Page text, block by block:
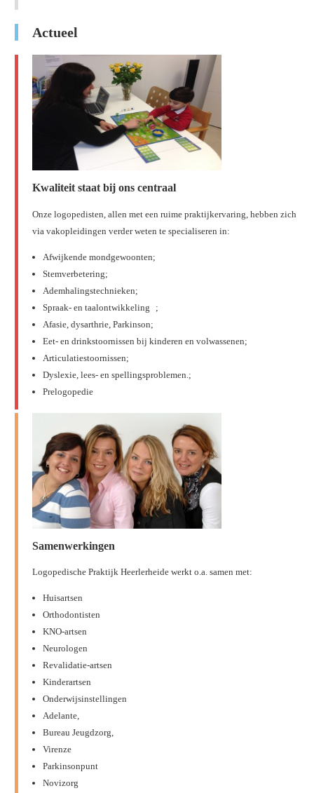
Actueel
Kwaliteit staat bij ons centraal
Onze logopedisten, allen met een ruime praktijkervaring, hebben zich
via vakopleidingen verder weten te specialiseren in:
Afwijkende mondgewoonten;
Stemverbetering;
Ademhalingstechnieken;
Spraak- en taalontwikkeling ;
Afasie, dysarthrie, Parkinson;
Eet- en drinkstoornissen bij kinderen en volwassenen;
Articulatiestoornissen;
Dyslexie, lees- en spellingsproblemen.;
Prelogopedie
Samenwerkingen
Logopedische Praktijk Heerlerheide werkt o.a. samen met:
Huisartsen
Orthodontisten
KNO-artsen
Neurologen
Revalidatie-artsen
Kinderartsen
Onderwijsinstellingen
Adelante,
Bureau Jeugdzorg,
Virenze
Parkinsonpunt
Novizorg